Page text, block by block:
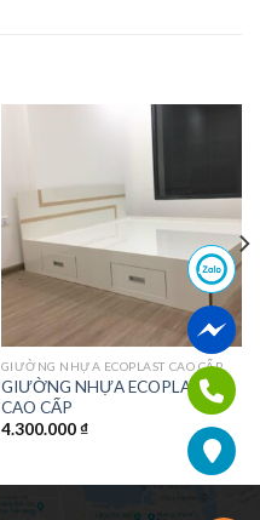
GIƯỜNG NHỰA ECOPLAST CAO CẤP
GIƯỜNG NHỰA ECOPLAST
CAO CẤP
4.300.000₫